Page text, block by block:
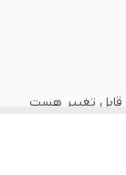
تغییر هست